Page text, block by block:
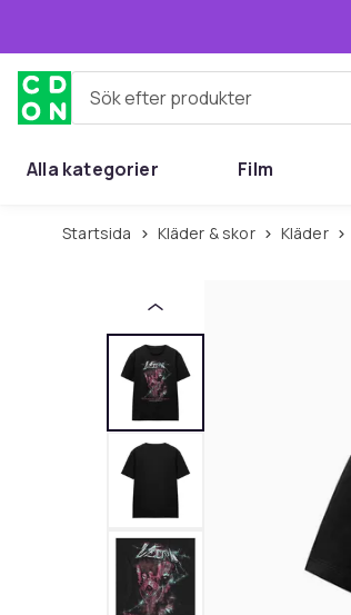
Sök efter produkter
Alla kategorier Film
Startsida Kläder & skor Kläder